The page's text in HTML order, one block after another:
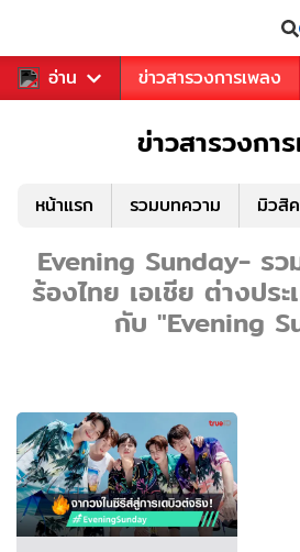
อ่าน
ข่าวบันเทิง ข่าวสารวงการเพลง
ข่าวสารวงกา
หน้าแรก รวมบทความ มิวสิ
Evening Sunday- ร
ร้องไทย เอเชีย ต่างปร
กับ "Evening